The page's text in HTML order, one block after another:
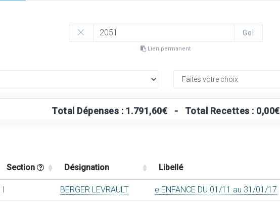
Go!
Lien permanent
Total Dépenses : 1.791,60€ - Total Recettes : 0,00€
Section Désignation Libellé
I BERGER LEVRAULT e ENFANCE DU 01/11 au 31/01/17